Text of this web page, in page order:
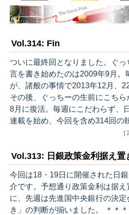
Vol.314: Fin
ついに最終回となりました。ぐっ
言を書き始めたのは2009年9月。
が、諸般の事情で2013年12月、
その後、ぐっちーの生前にこち
8月に復活。毎週にこだわらず、
連載を始め、今回を含め314回の
39回、結構な本数になりました
止符を打つことを決めました。
最近は単純な定番の解説記事が
までを振り返り3つのキーワード
「不確実性」「分断」「信認」で
[
Vol.313: 日銀政策金利据え置
今回は18・19日に開催された日
介です。予想通り政策金利は据
に、先週は先進国中央銀行の決
き」の判断が揃いました。 ＊＊＊＊＊＊＊＊＊＊＊ 景気